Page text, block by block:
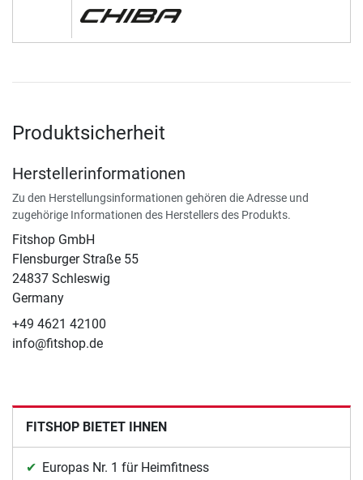
Produktsicherheit
Herstellerinformationen
Zu den Herstellungsinformationen gehören die Adresse und
zugehörige Informationen des Herstellers des Produkts.
Fitshop GmbH
Flensburger Straße 55
24837 Schleswig
Germany
+49 4621 42100
info@fitshop.de
FITSHOP BIETET IHNEN
Europas Nr. 1 für Heimfitness